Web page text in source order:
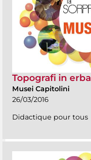
Topografi in erba
Musei Capitolini
26/03/2016
Didactique pour tous